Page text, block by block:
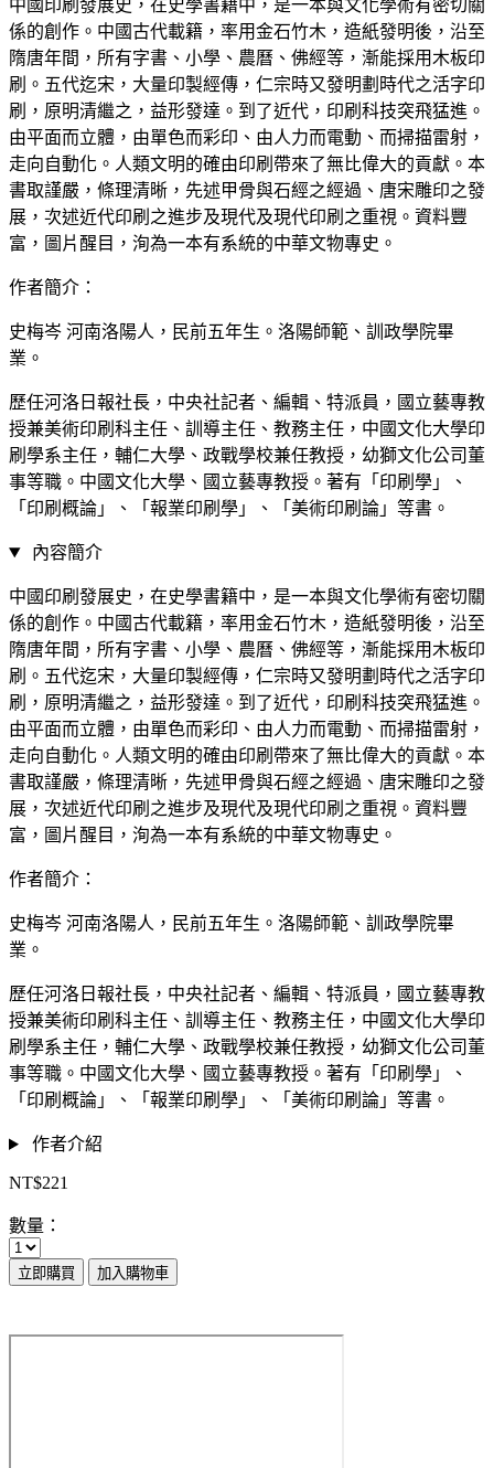
中國印刷發展史，在史學書籍中，是一本與文化學術有密切關
係的創作。中國古代載籍，率用金石竹木，造紙發明後，沿至
隋唐年間，所有字書、小學、農曆、佛經等，漸能採用木板印
刷。五代迄宋，大量印製經傳，仁宗時又發明劃時代之活字印
刷，原明清繼之，益形發達。到了近代，印刷科技突飛猛進。
由平面而立體，由單色而彩印、由人力而電動、而掃描雷射，
走向自動化。人類文明的確由印刷帶來了無比偉大的貢獻。本
書取謹嚴，條理清晰，先述甲骨與石經之經過、唐宋雕印之發
展，次述近代印刷之進步及現代及現代印刷之重視。資料豐
富，圖片醒目，洵為一本有系統的中華文物專史。
作者簡介：
史梅岑 河南洛陽人，民前五年生。洛陽師範、訓政學院畢
業。
歷任河洛日報社長，中央社記者、編輯、特派員，國立藝專教
授兼美術印刷科主任、訓導主任、教務主任，中國文化大學印
刷學系主任，輔仁大學、政戰學校兼任教授，幼獅文化公司董
事等職。中國文化大學、國立藝專教授。著有「印刷學」、
「印刷概論」、「報業印刷學」、「美術印刷論」等書。
內容簡介
中國印刷發展史，在史學書籍中，是一本與文化學術有密切關
係的創作。中國古代載籍，率用金石竹木，造紙發明後，沿至
隋唐年間，所有字書、小學、農曆、佛經等，漸能採用木板印
刷。五代迄宋，大量印製經傳，仁宗時又發明劃時代之活字印
刷，原明清繼之，益形發達。到了近代，印刷科技突飛猛進。
由平面而立體，由單色而彩印、由人力而電動、而掃描雷射，
走向自動化。人類文明的確由印刷帶來了無比偉大的貢獻。本
書取謹嚴，條理清晰，先述甲骨與石經之經過、唐宋雕印之發
展，次述近代印刷之進步及現代及現代印刷之重視。資料豐
富，圖片醒目，洵為一本有系統的中華文物專史。
作者簡介：
史梅岑 河南洛陽人，民前五年生。洛陽師範、訓政學院畢
業。
歷任河洛日報社長，中央社記者、編輯、特派員，國立藝專教
授兼美術印刷科主任、訓導主任、教務主任，中國文化大學印
刷學系主任，輔仁大學、政戰學校兼任教授，幼獅文化公司董
事等職。中國文化大學、國立藝專教授。著有「印刷學」、
「印刷概論」、「報業印刷學」、「美術印刷論」等書。
作者介紹
NT$221
數量：
立即購買 加入購物車